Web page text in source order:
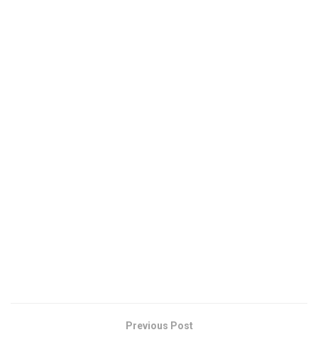
Previous Post